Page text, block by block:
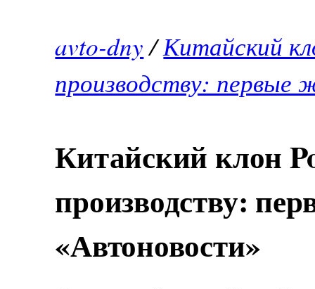
avto-dny/Китайский
производству:
Китайский клон
производству:
«Автоновости»